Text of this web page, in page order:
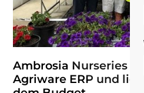
Ambrosia Nurseries
Agriware ERP und